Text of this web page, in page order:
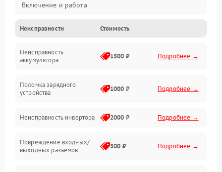
Включение и работа
Работа с нагрузкой
Звук и индикация
Механические повреждения
Неисправности Стоимость
Неисправность
аккумулятора
1500 ₽ Подробнее →
Поломка зарядного
устройства
1000 ₽ Подробнее →
Неисправность инвертора 2000 ₽ Подробнее →
Повреждение входных/
выходных разъемов
500 ₽ Подробнее →